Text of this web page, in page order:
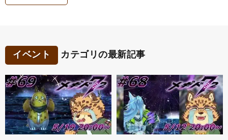
イベント カテゴリの最新記事